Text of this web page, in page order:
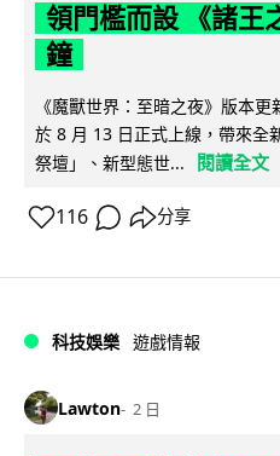
領門檻而設 《諸王
鐘
《魔獸世界：至暗之夜》版本
於 8 月 13 日正式上線，帶來全
祭壇」、新型態世...
閱讀全文
116 分享
科技娛樂 遊戲情報
Lawton 2 日